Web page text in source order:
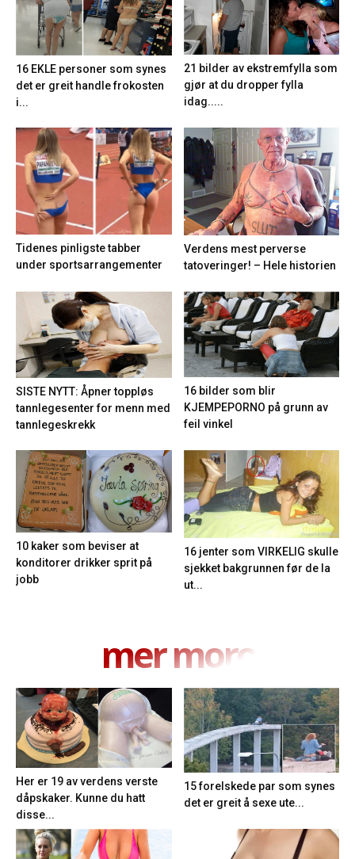
16 EKLE personer som synes
det er greit handle frokosten
i...
21 bilder av ekstremfylla som
gjør at du dropper fylla
idag.....
Tidenes pinligste tabber
under sportsarrangementer
Verdens mest perverse
tatoveringer! – Hele historien
SISTE NYTT: Åpner toppløs
tannlegesenter for menn med
tannlegeskrekk
16 bilder som blir
KJEMPEPORNO på grunn av
feil vinkel
10 kaker som beviser at
konditorer drikker sprit på
jobb
16 jenter som VIRKELIG skulle
sjekket bakgrunnen før de la
ut...
mer moro
Her er 19 av verdens verste
dåpskaker. Kunne du hatt
disse...
15 forelskede par som synes
det er greit å sexe ute...